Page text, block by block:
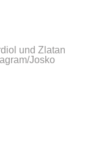
und Zlatan
Josko